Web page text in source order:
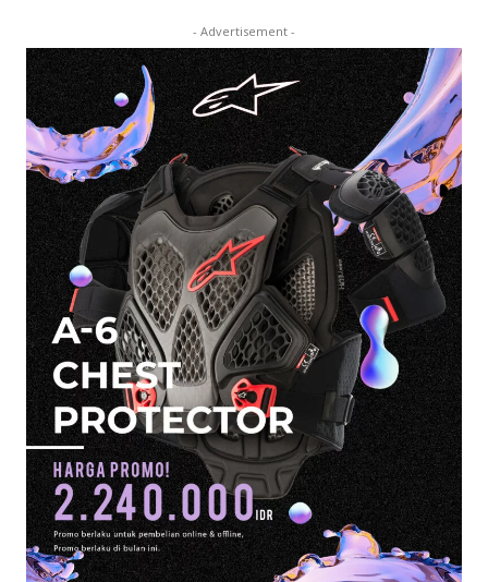
- Advertisement -